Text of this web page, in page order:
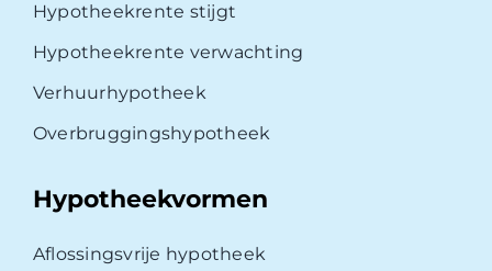
Hypotheekrente stijgt
Hypotheekrente verwachting
Verhuurhypotheek
Overbruggingshypotheek
Hypotheekvormen
Aflossingsvrije hypotheek